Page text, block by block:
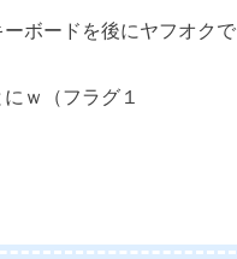
ーボードを後にヤフオクで
ｗ（フラグ１